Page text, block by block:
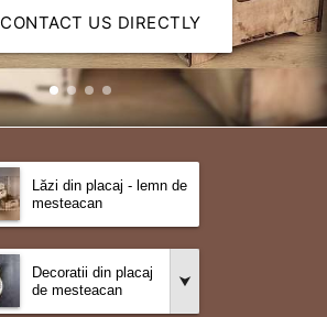
CONTACT US DIRECTLY
Lăzi din placaj - lemn de
mesteacan
Decoratii din placaj
de mesteacan